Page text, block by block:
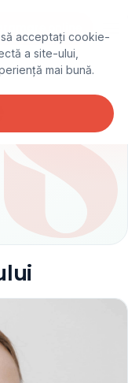
online
acceptați cookie-
a site-ului,
mai bună.